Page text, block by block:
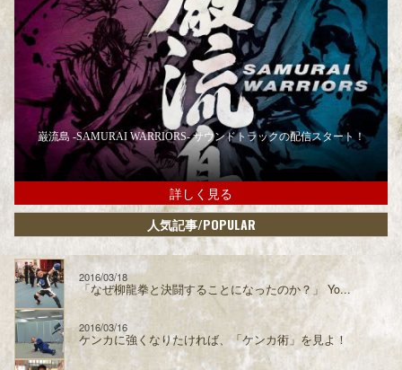
巌流島 -SAMURAI WARRIORS- サウンドトラックの配信スタート！
詳しく見る
人気記事/POPULAR
2016/03/18
「なぜ柳龍拳と決闘することになったのか？」 Yo...
2016/03/16
ケンカに強くなりたければ、「ケンカ術」を見よ！